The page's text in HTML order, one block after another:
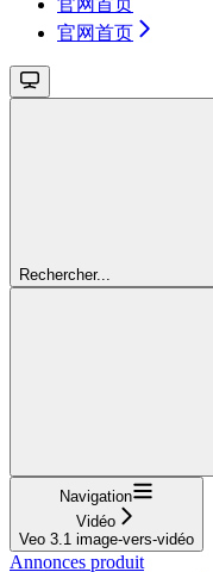
官网首页
Rechercher...
Navigation
Vidéo
Veo 3.1 image-vers-vidéo
Annonces produit